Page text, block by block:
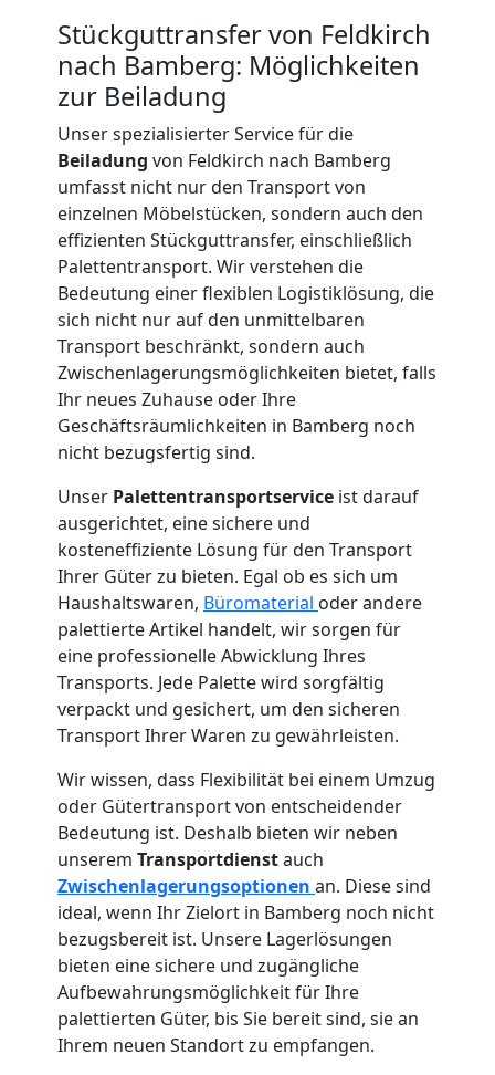
Stückguttransfer von Feldkirch
nach Bamberg: Möglichkeiten
zur Beiladung
Unser spezialisierter Service für die
Beiladung von Feldkirch nach Bamberg
umfasst nicht nur den Transport von
einzelnen Möbelstücken, sondern auch den
effizienten Stückguttransfer, einschließlich
Palettentransport. Wir verstehen die
Bedeutung einer flexiblen Logistiklösung, die
sich nicht nur auf den unmittelbaren
Transport beschränkt, sondern auch
Zwischenlagerungsmöglichkeiten bietet, falls
Ihr neues Zuhause oder Ihre
Geschäftsräumlichkeiten in Bamberg noch
nicht bezugsfertig sind.
Unser Palettentransportservice ist darauf
ausgerichtet, eine sichere und
kosteneffiziente Lösung für den Transport
Ihrer Güter zu bieten. Egal ob es sich um
Haushaltswaren, Büromaterial oder andere
palettierte Artikel handelt, wir sorgen für
eine professionelle Abwicklung Ihres
Transports. Jede Palette wird sorgfältig
verpackt und gesichert, um den sicheren
Transport Ihrer Waren zu gewährleisten.
Wir wissen, dass Flexibilität bei einem Umzug
oder Gütertransport von entscheidender
Bedeutung ist. Deshalb bieten wir neben
unserem Transportdienstauch
Zwischenlagerungsoptionen an. Diese sind
ideal, wenn Ihr Zielort in Bamberg noch nicht
bezugsbereit ist. Unsere Lagerlösungen
bieten eine sichere und zugängliche
Aufbewahrungsmöglichkeit für Ihre
palettierten Güter, bis Sie bereit sind, sie an
Ihrem neuen Standort zu empfangen.
International
Internationaler
Umzug
Nationaler
Umzug